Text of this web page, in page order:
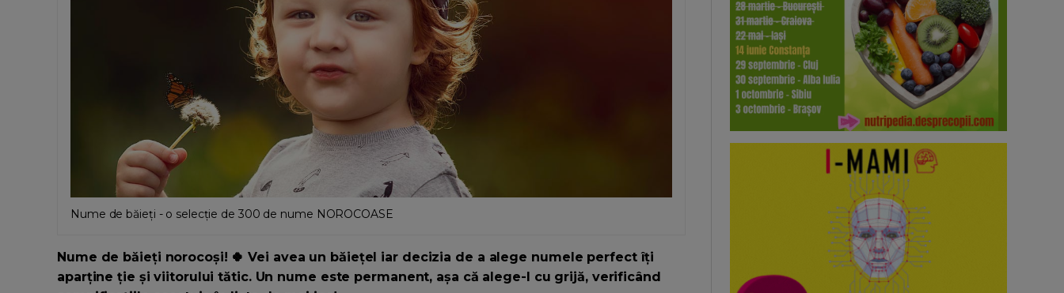
Nume de băieți - o selecție de 300 de nume NOROCOASE
Nume de băieți norocoși! 🍀 Vei avea un băiețel iar decizia de a alege numele perfect îți
aparține ție și viitorului tătic. Un nume este permanent, așa că alege-l cu grijă, verificând